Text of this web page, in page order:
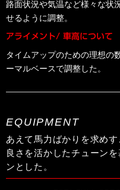
路面状況や気温など様々な状
せるように調整。
アライメント/ 車高について
タイムアップのための理想の
ーマルベースで調整した。
EQUIPMENT
あえて馬力ばかりを求め
良さを活かしたチューン
ンとした。